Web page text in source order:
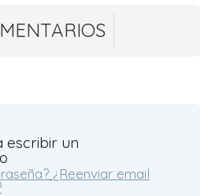
escribir un
¿Reenviar email